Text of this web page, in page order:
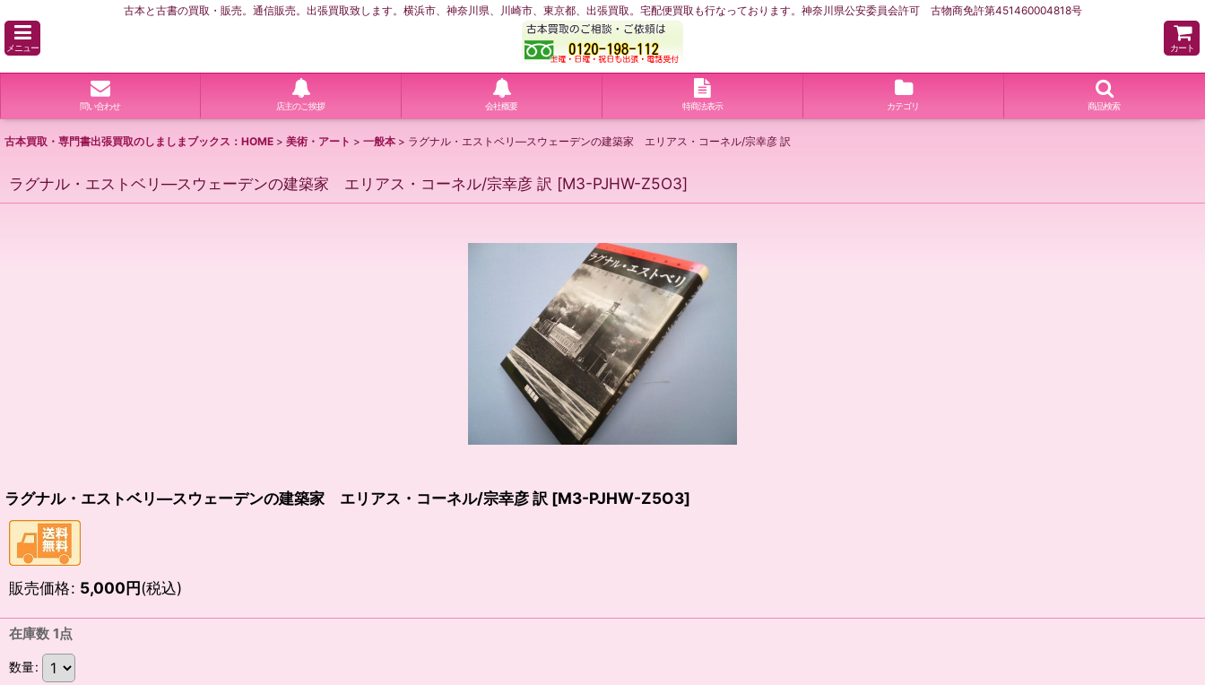
古本と古書の買取・販売。通信販売。出張買取致します。横浜市、神奈川県、川崎市、東京都、出張買取。宅配便買取も行なっております。神奈川県公安委員会許可 古物商免許第451460004818号
メニュー カート
問い合わせ 店主のご挨拶 会社概要 特商法表示 カテゴリ 商品検索
古本買取・専門書出張買取のしましまブックス：HOME > 美術・アート > 一般本 > ラグナル・エストベリ―スウェーデンの建築家 エリアス・コーネル/宗幸彦 訳
ラグナル・エストベリ―スウェーデンの建築家 エリアス・コーネル/宗幸彦 訳 [M3-PJHW-Z5O3]
ラグナル・エストベリ―スウェーデンの建築家 エリアス・コーネル/宗幸彦 訳 [M3-PJHW-Z5O3]
販売価格: 5,000円(税込)
在庫数 1点
数量: